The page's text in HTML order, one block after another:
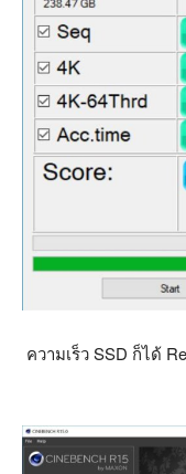
ความเร็ว SSD ก็ได้